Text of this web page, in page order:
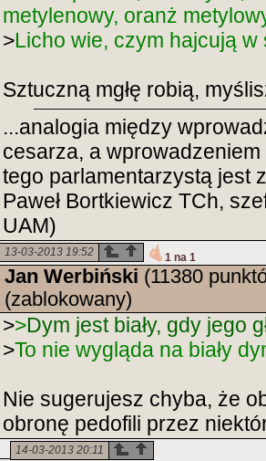
metylenowy, oranż
>Licho wie, czym hajcują
Sztuczną mgłę robią,
...analogia między
cesarza, a
tego parlamentarzystą jest
Paweł Bortkiewicz TCh,
UAM)
13-03-2013 19:52 1 na 1
Jan Werbiński (11380
(zablokowany)
>>Dym jest biały, gdy jego
>To nie wygląda na biały
Nie sugerujesz chyba, że
obronę pedofili przez
14-03-2013 20:11